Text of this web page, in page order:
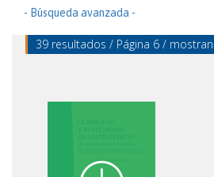
- Búsqueda avanzada -
39 resultados / Página 6 /